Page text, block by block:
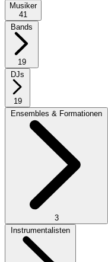
Musiker
41
19
19
3